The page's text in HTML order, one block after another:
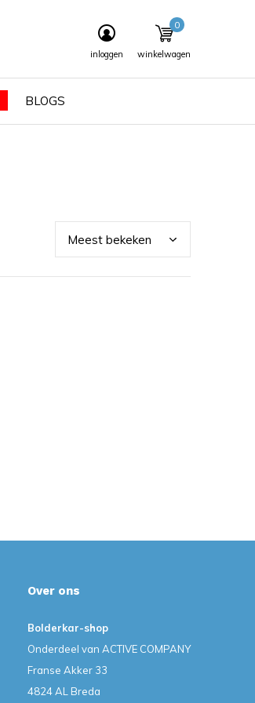
BLOGS
inloggen winkelwagen
0
Over ons
Bolderkar-shop
Onderdeel van ACTIVE COMPANY
Franse Akker 33
4824 AL Breda